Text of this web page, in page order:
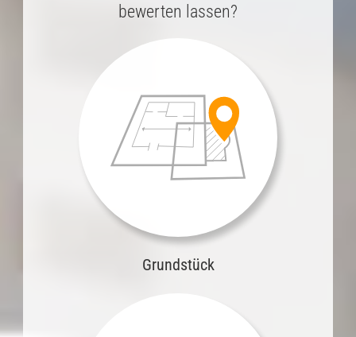
bewerten lassen?
Grundstück